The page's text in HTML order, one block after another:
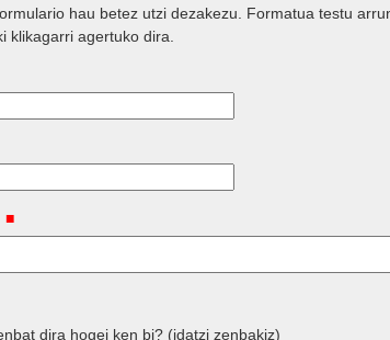
hau betez utzi dezakezu. Formatua testu
klikagarri agertuko dira.
dira hogei ken bi? (idatzi zenbakiz)